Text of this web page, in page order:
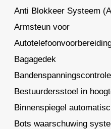
Anti Blokkeer Systeem
Armsteun voor
Bagagedek
Bestuurdersstoel in
Binnenspiegel
Bots waarschuwing